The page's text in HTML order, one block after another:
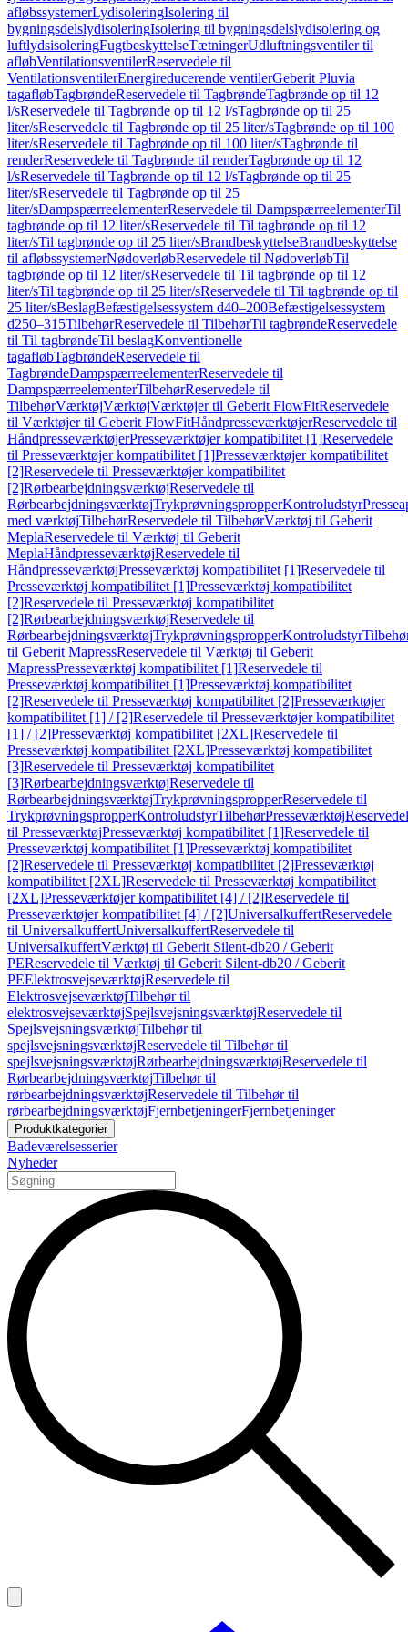
afløbssystemerLydisoleringIsolering til
bygningsdelslydisoleringIsolering til bygningsdelslydisolering og
luftlydsisoleringFugtbeskyttelseTætningerUdluftningsventiler til
afløbVentilationsventilerReservedele til
VentilationsventilerEnergireducerende ventilerGeberit Pluvia
tagafløbTagbrøndeReservedele til TagbrøndeTagbrønde op til 12
l/sReservedele til Tagbrønde op til 12 l/sTagbrønde op til 25
liter/sReservedele til Tagbrønde op til 25 liter/sTagbrønde op til 100
liter/sReservedele til Tagbrønde op til 100 liter/sTagbrønde til
renderReservedele til Tagbrønde til renderTagbrønde op til 12
l/sReservedele til Tagbrønde op til 12 l/sTagbrønde op til 25
liter/sReservedele til Tagbrønde op til 25
liter/sDampspærreelementerReservedele til DampspærreelementerTil
tagbrønde op til 12 liter/sReservedele til Til tagbrønde op til 12
liter/sTil tagbrønde op til 25 liter/sBrandbeskyttelseBrandbeskyttelse
til afløbssystemerNødoverløbReservedele til NødoverløbTil
tagbrønde op til 12 liter/sReservedele til Til tagbrønde op til 12
liter/sTil tagbrønde op til 25 liter/sReservedele til Til tagbrønde op til
25 liter/sBeslagBefæstigelsessystem d40–200Befæstigelsessystem
d250–315TilbehørReservedele til TilbehørTil tagbrøndeReservedele
til Til tagbrøndeTil beslagKonventionelle
tagafløbTagbrøndeReservedele til
TagbrøndeDampspærreelementerReservedele til
DampspærreelementerTilbehørReservedele til
TilbehørVærktøjVærktøjVærktøjer til Geberit FlowFitReservedele
til Værktøjer til Geberit FlowFitHåndpresseværktøjerReservedele til
HåndpresseværktøjerPresseværktøjer kompatibilitet [1]Reservedele
til Presseværktøjer kompatibilitet [1]Presseværktøjer kompatibilitet
[2]Reservedele til Presseværktøjer kompatibilitet
[2]RørbearbejdningsværktøjReservedele til
RørbearbejdningsværktøjTrykprøvningspropperKontroludstyr
med værktøjTilbehørReservedele til TilbehørVærktøj til Geberit
MeplaReservedele til Værktøj til Geberit
MeplaHåndpresseværktøjReservedele til
HåndpresseværktøjPresseværktøj kompatibilitet [1]Reservedele til
Presseværktøj kompatibilitet [1]Presseværktøj kompatibilitet
[2]Reservedele til Presseværktøj kompatibilitet
[2]RørbearbejdningsværktøjReservedele til
RørbearbejdningsværktøjTrykprøvningspropperKontroludstyr
til Geberit MapressReservedele til Værktøj til Geberit
MapressPresseværktøj kompatibilitet [1]Reservedele til
Presseværktøj kompatibilitet [1]Presseværktøj kompatibilitet
[2]Reservedele til Presseværktøj kompatibilitet [2]Presseværktøjer
kompatibilitet [1] / [2]Reservedele til Presseværktøjer kompatibilitet
[1] / [2]Presseværktøj kompatibilitet [2XL]Reservedele til
Presseværktøj kompatibilitet [2XL]Presseværktøj kompatibilitet
[3]Reservedele til Presseværktøj kompatibilitet
[3]RørbearbejdningsværktøjReservedele til
RørbearbejdningsværktøjTrykprøvningspropperReservedele til
TrykprøvningspropperKontroludstyrTilbehørPresseværktøj
til PresseværktøjPresseværktøj kompatibilitet [1]Reservedele til
Presseværktøj kompatibilitet [1]Presseværktøj kompatibilitet
[2]Reservedele til Presseværktøj kompatibilitet [2]Presseværktøj
kompatibilitet [2XL]Reservedele til Presseværktøj kompatibilitet
[2XL]Presseværktøjer kompatibilitet [4] / [2]Reservedele til
Presseværktøjer kompatibilitet [4] / [2]UniversalkuffertReservedele
til UniversalkuffertUniversalkuffertReservedele til
UniversalkuffertVærktøj til Geberit Silent-db20 / Geberit
PEReservedele til Værktøj til Geberit Silent-db20 / Geberit
PEElektrosvejseværktøjReservedele til
ElektrosvejseværktøjTilbehør til
elektrosvejseværktøjSpejlsvejsningsværktøjReservedele til
SpejlsvejsningsværktøjTilbehør til
spejlsvejsningsværktøjReservedele til Tilbehør til
spejlsvejsningsværktøjRørbearbejdningsværktøjReservedele til
RørbearbejdningsværktøjTilbehør til
rørbearbejdningsværktøjReservedele til Tilbehør til
rørbearbejdningsværktøjFjernbetjeningerFjernbetjeninger
Produktkategorier
Badeværelsesserier
Nyheder